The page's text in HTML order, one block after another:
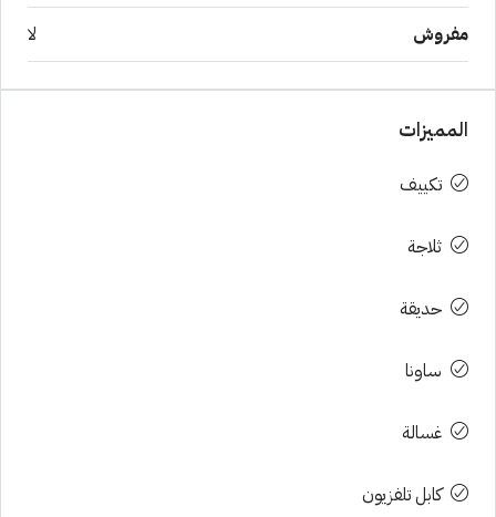
مفروش لا
المميزات
تكييف
ثلاجة
حديقة
ساونا
غسالة
كابل تلفزيون